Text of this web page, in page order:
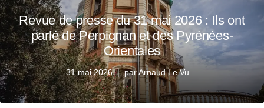
Revue de presse du 31 mai 2026 : Ils ont
parlé de Perpignan et des Pyrénées-
Orientales
31 mai 2026 parArnaud Le Vu